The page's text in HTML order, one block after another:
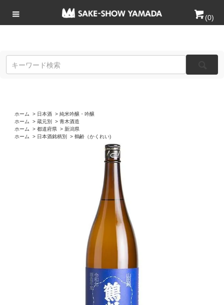
(0)
ホーム > 日本酒 > 純米吟醸・吟醸
ホーム
> 蔵元別 > 青木酒造
ホーム
> 都道府県 > 新潟県
ホーム
> 日本酒銘柄別 > 鶴齢（かくれい)